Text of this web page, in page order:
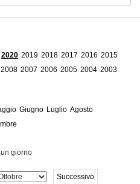
2020 2019 2018 2017 2016 2015
2008 2007 2006 2005 2004 2003
Giugno Luglio Agosto
giorno
Successivo